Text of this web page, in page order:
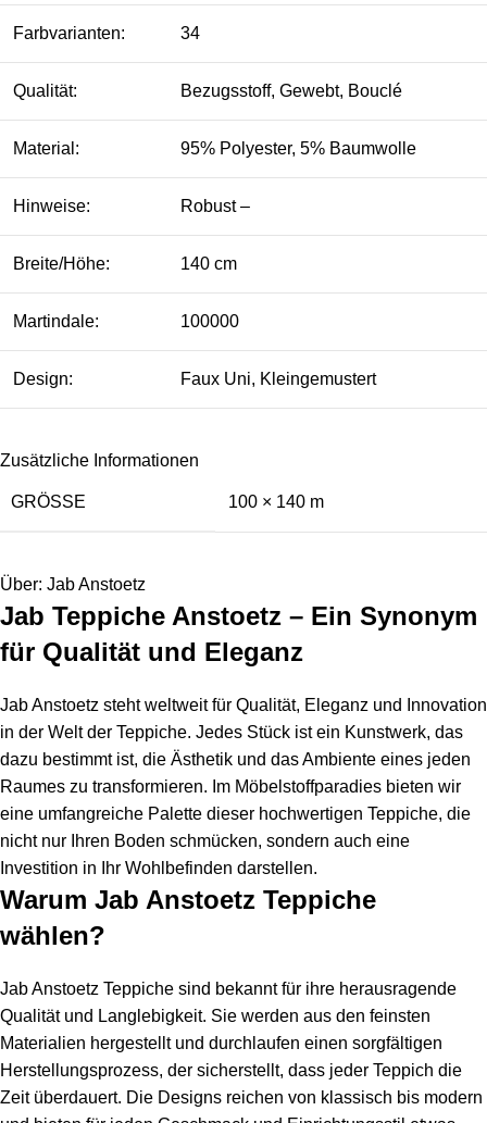
Farbvarianten: 34
Qualität: Bezugsstoff, Gewebt, Bouclé
Material: 95% Polyester, 5% Baumwolle
Hinweise: Robust –
Breite/Höhe: 140 cm
Martindale: 100000
Design: Faux Uni, Kleingemustert
Zusätzliche Informationen
GRÖSSE 100 × 140 m
Über: Jab Anstoetz
Jab Teppiche Anstoetz – Ein Synonym
für Qualität und Eleganz
Jab Anstoetz steht weltweit für Qualität, Eleganz und Innovation
in der Welt der Teppiche. Jedes Stück ist ein Kunstwerk, das
dazu bestimmt ist, die Ästhetik und das Ambiente eines jeden
Raumes zu transformieren. Im Möbelstoffparadies bieten wir
eine umfangreiche Palette dieser hochwertigen Teppiche, die
nicht nur Ihren Boden schmücken, sondern auch eine
Investition in Ihr Wohlbefinden darstellen.
Warum Jab Anstoetz Teppiche
wählen?
Jab Anstoetz Teppiche sind bekannt für ihre herausragende
Qualität und Langlebigkeit. Sie werden aus den feinsten
Materialien hergestellt und durchlaufen einen sorgfältigen
Herstellungsprozess, der sicherstellt, dass jeder Teppich die
Zeit überdauert. Die Designs reichen von klassisch bis modern